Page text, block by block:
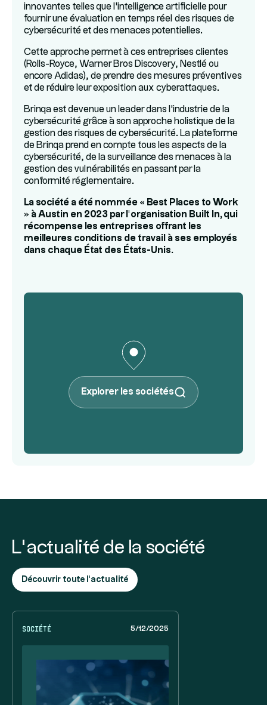
innovantes telles que l'intelligence artificielle pour
fournir une évaluation en temps réel des risques de
cybersécurité et des menaces potentielles.
Cette approche permet à ces entreprises clientes
(Rolls-Royce, Warner Bros Discovery, Nestlé ou
encore Adidas), de prendre des mesures préventives
et de réduire leur exposition aux cyberattaques.
Brinqa est devenue un leader dans l'industrie de la
cybersécurité grâce à son approche holistique de la
gestion des risques de cybersécurité. La plateforme
de Brinqa prend en compte tous les aspects de la
cybersécurité, de la surveillance des menaces à la
gestion des vulnérabilités en passant par la
conformité réglementaire.
La société a été nommée « Best Places to Work
» à Austin en 2023 par l’organisation Built In, qui
récompense les entreprises offrant les
meilleures conditions de travail à ses employés
dans chaque État des États-Unis.
Explorer les sociétés
L’actualité de la société
Découvrir toute l'actualité
Société 5/12/2025